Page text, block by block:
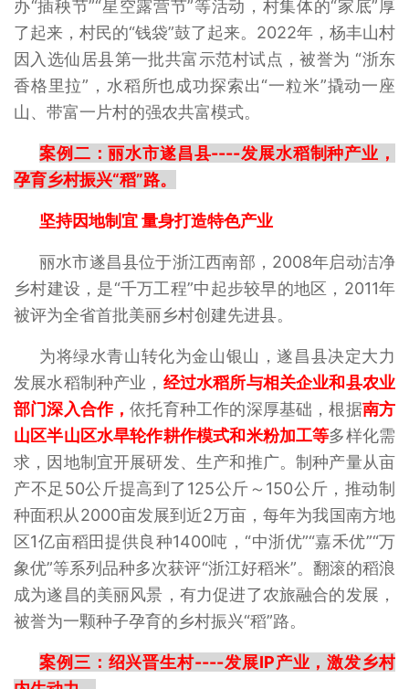
办“插秧节”“星空露营节”等活动，村集体的“家底”厚
了起来，村民的“钱袋”鼓了起来。2022年，杨丰山村
因入选仙居县第一批共富示范村试点，被誉为 “浙东
香格里拉”，水稻所也成功探索出“一粒米”撬动一座
山、带富一片村的强农共富模式。
案例二：丽水市遂昌县----发展水稻制种产业，
孕育乡村振兴“稻”路。
坚持因地制宜 量身打造特色产业
丽水市遂昌县位于浙江西南部，2008年启动洁净
乡村建设，是“千万工程”中起步较早的地区，2011年
被评为全省首批美丽乡村创建先进县。
为将绿水青山转化为金山银山，遂昌县决定大力
发展水稻制种产业， 经过水稻所与相关企业和县农业
部门深入合作，依托育种工作的深厚基础，根据南方
山区半山区水旱轮作耕作模式和米粉加工等多样化需
求，因地制宜开展研发、生产和推广。制种产量从亩
产不足50公斤提高到了125公斤～150公斤，推动制
种面积从2000亩发展到近2万亩，每年为我国南方地
区1亿亩稻田提供良种1400吨，“中浙优”“嘉禾优”“万
象优”等系列品种多次获评“浙江好稻米”。翻滚的稻浪
成为遂昌的美丽风景，有力促进了农旅融合的发展，
被誉为一颗种子孕育的乡村振兴“稻”路。
案例三：绍兴晋生村----发展IP产业，激发乡村